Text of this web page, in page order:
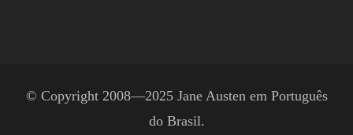
© Copyright 2008—2025 Jane Austen em Português
do Brasil.